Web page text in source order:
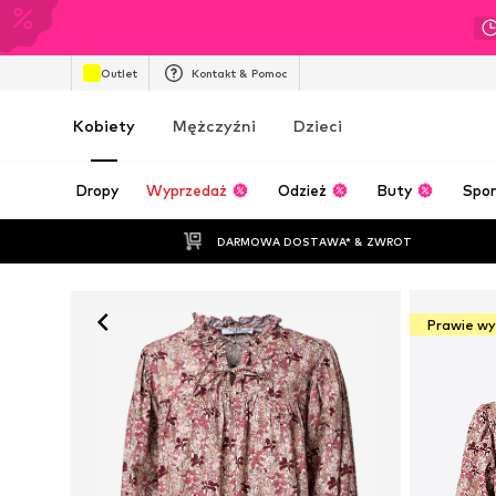
Outlet Kontakt & Pomoc
Kobiety Mężczyźni Dzieci
Dropy Wyprzedaż Odzież Buty
DARMOWA DOSTAWA* & ZWROT
Prawie